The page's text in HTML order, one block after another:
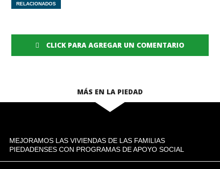
RELACIONADOS
CLICK PARA AGREGAR UN COMENTARIO
MÁS EN LA PIEDAD
MEJORAMOS LAS VIVIENDAS DE LAS FAMILIAS
PIEDADENSES CON PROGRAMAS DE APOYO SOCIAL